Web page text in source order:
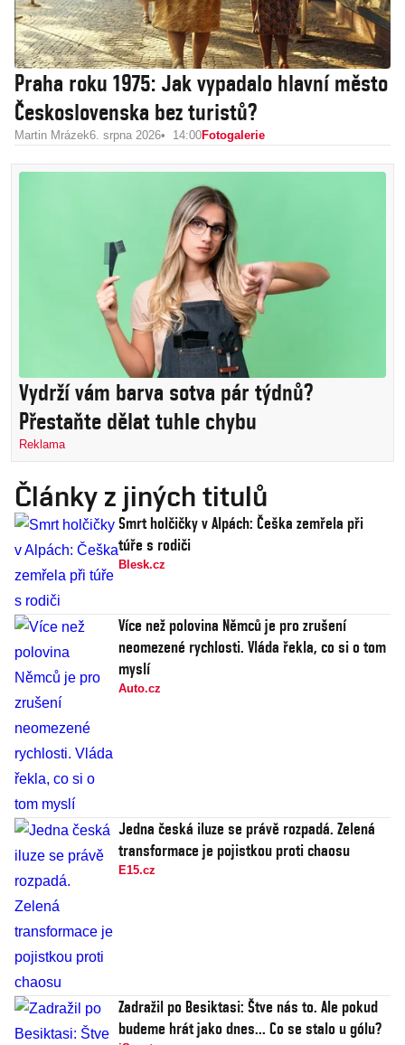
Praha roku 1975: Jak vypadalo hlavní město
Československa bez turistů?
Martin Mrázek6. srpna 2026 14:00Fotogalerie
Vydrží vám barva sotva pár týdnů?
Přestaňte dělat tuhle chybu
Reklama
Články z jiných titulů
Smrt holčičky v Alpách: Češka zemřela při
túře s rodiči
Blesk.cz
Více než polovina Němců je pro zrušení
neomezené rychlosti. Vláda řekla, co si o tom
myslí
Auto.cz
Jedna česká iluze se právě rozpadá. Zelená
transformace je pojistkou proti chaosu
E15.cz
Zadražil po Besiktasi: Štve nás to. Ale pokud
budeme hrát jako dnes... Co se stalo u gólu?